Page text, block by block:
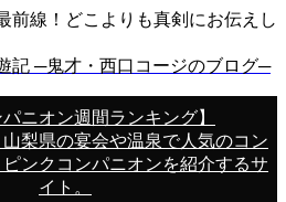
前線！どこよりも真剣にお伝えし
記 ─鬼才・西口コージのブログ─
パニオン週間ランキング】
梨県の宴会や温泉で人気のコン
ンクコンパニオンを紹介するサ
イト。